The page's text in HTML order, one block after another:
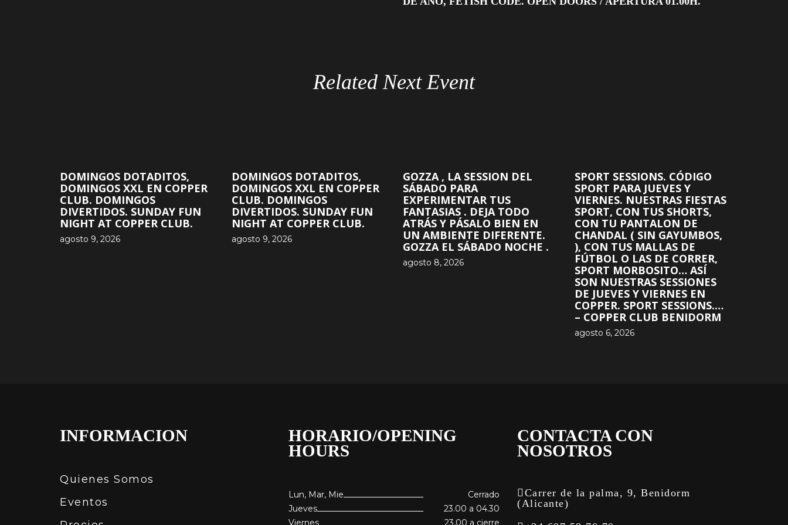
Related Next Event
DOMINGOS DOTADITOS,
DOMINGOS XXL EN COPPER
CLUB. DOMINGOS
DIVERTIDOS. SUNDAY FUN
NIGHT AT COPPER CLUB.
agosto 9, 2026
DOMINGOS DOTADITOS,
DOMINGOS XXL EN COPPER
CLUB. DOMINGOS
DIVERTIDOS. SUNDAY FUN
NIGHT AT COPPER CLUB.
agosto 9, 2026
GOZZA , LA SESSION DEL
SÁBADO PARA
EXPERIMENTAR TUS
FANTASIAS . DEJA TODO
ATRÁS Y PÁSALO BIEN EN
UN AMBIENTE DIFERENTE.
GOZZA EL SÁBADO NOCHE .
agosto 8, 2026
SPORT SESSIONS. CÓDIGO
SPORT PARA JUEVES Y
VIERNES. NUESTRAS FIESTAS
SPORT, CON TUS SHORTS,
CON TU PANTALON DE
CHANDAL ( SIN GAYUMBOS,
), CON TUS MALLAS DE
FÚTBOL O LAS DE CORRER,
SPORT MORBOSITO… ASÍ
SON NUESTRAS SESSIONES
DE JUEVES Y VIERNES EN
COPPER. SPORT SESSIONS.…
– COPPER CLUB BENIDORM
agosto 6, 2026
INFORMACION
Quienes Somos
Eventos
HORARIO/OPENING
HOURS
Lun, Mar, Mie
Cerrado
Jueves
23.00 a 04.30
Viernes
23.00 a cierre
CONTACTA CON
NOSOTROS
Carrer de la palma, 9, Benidorm
(Alicante)